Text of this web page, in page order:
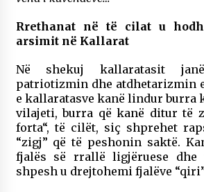
Rrethanat në të cilat u
arsimit në Kallarat
Në shekuj kallaratasit
patriotizmin dhe atdhetarizmin
e kallaratasve kanë lindur burra
vilajeti, burra që kanë ditur të
forta“, të cilët, siç shprehet
“zigj” që të peshonin saktë.
fjalës së rrallë ligjëruese
shpesh u drejtohemi fjalëve